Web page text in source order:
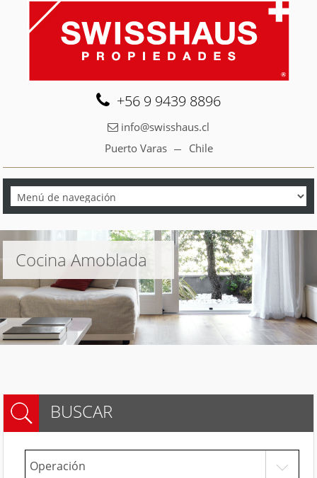
info@swisshaus.cl
Puerto Varas
Chile
+56 9 9439 8896
Cocina Amoblada
BUSCAR